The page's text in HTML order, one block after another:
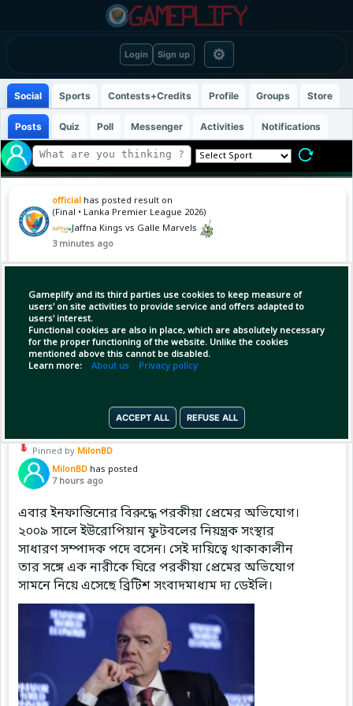
Login Sign up ⚙
Gameplify and its third parties use cookies to keep measure of
users' on site activities to provide service and offers adapted to
users' interest.
Functional cookies are also in place, which are absolutely necessary
for the proper functioning of the website. Unlike the cookies
mentioned above this cannot be disabled.
Learn more: About us Privacy policy
ACCEPT ALL REFUSE ALL
Social Sports Contests+Credits Profile Groups Store
Posts Quiz Poll Messenger Activities Notifications
official has posted result on
(Final • Lanka Premier League 2026)
Jaffna Kings vs Galle Marvels
3 minutes ago
GAG : 126/5 (15.5)
Galle Marvels won by 5 wkts
Copy Link Open
Pinned by MilonBD
MilonBD has posted
7 hours ago
এবার ইনফান্তিনোর বিরুদ্ধে পরকীয়া প্রেমের অভিযোগ।
২০০৯ সালে ইউরোপিয়ান ফুটবলের নিয়ন্ত্রক সংস্থার
সাধারণ সম্পাদক পদে বসেন। সেই দায়িত্বে থাকাকালীন
তার সঙ্গে এক নারীকে ঘিরে পরকীয়া প্রেমের অভিযোগ
সামনে নিয়ে এসেছে ব্রিটিশ সংবাদমাধ্যম দ্য ডেইলি।